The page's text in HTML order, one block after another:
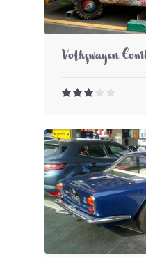
Volkswagen